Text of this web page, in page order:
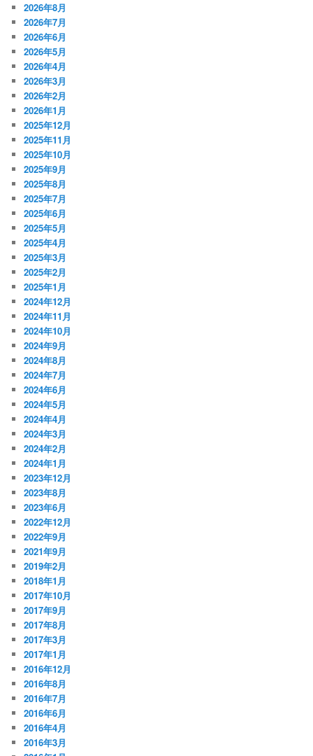
2026年8月
2026年7月
2026年6月
2026年5月
2026年4月
2026年3月
2026年2月
2026年1月
2025年12月
2025年11月
2025年10月
2025年9月
2025年8月
2025年7月
2025年6月
2025年5月
2025年4月
2025年3月
2025年2月
2025年1月
2024年12月
2024年11月
2024年10月
2024年9月
2024年8月
2024年7月
2024年6月
2024年5月
2024年4月
2024年3月
2024年2月
2024年1月
2023年12月
2023年8月
2023年6月
2022年12月
2022年9月
2021年9月
2019年2月
2018年1月
2017年10月
2017年9月
2017年8月
2017年3月
2017年1月
2016年12月
2016年8月
2016年7月
2016年6月
2016年4月
2016年3月